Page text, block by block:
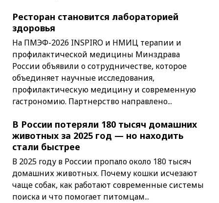
Ресторан становится лабораторией
здоровья
На ПМЭФ-2026 INSPIRO и НМИЦ терапии и
профилактической медицины Минздрава
России объявили о сотрудничестве, которое
объединяет научные исследования,
профилактическую медицину и современную
гастрономию. Партнерство направлено...
В России потеряли 180 тысяч домашних
животных за 2025 год — но находить
стали быстрее
В 2025 году в России пропало около 180 тысяч
домашних животных. Почему кошки исчезают
чаще собак, как работают современные системы
поиска и что помогает питомцам...